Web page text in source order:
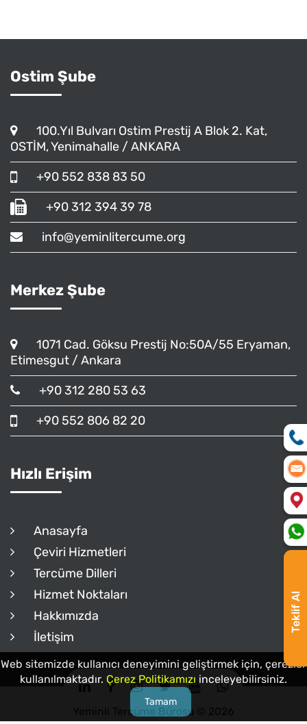
Ostim Şube
100.Yıl Bulvarı Ostim Prestij A Blok 2. Kat,
OSTİM, Yenimahalle / ANKARA
+90 552 838 83 50
+90 312 394 39 78
info@yeminlitercume.org
Merkez Şube
1071 Cad. Göksu Prestij No:50A/55 Eryaman,
Etimesgut / Ankara
+90 312 280 53 63
+90 552 806 82 20
Hızlı Erişim
Anasayfa
Çeviri Hizmetleri
Tercüme Dilleri
Hizmet Noktaları
Hakkımızda
İletişim
Yeminli Tercüme Bürosu © 2026
Teklif Al
Web sitemizde kullanıcı deneyimini geliştirmek için, çerezler
kullanılmaktadır. Çerez Politikamızı inceleyebilirsiniz.
Tamam